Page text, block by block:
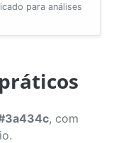
para análises
, com